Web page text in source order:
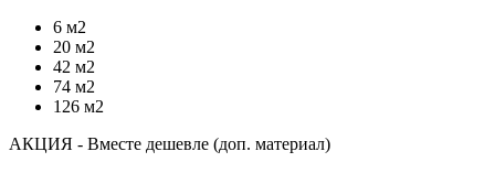
6 м2
20 м2
42 м2
74 м2
126 м2
АКЦИЯ - Вместе дешевле (доп. материал)